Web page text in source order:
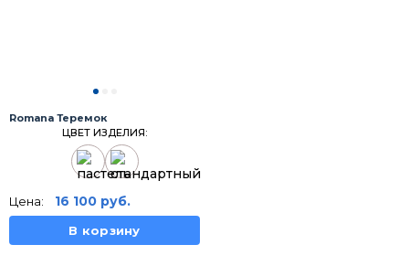
Romana Теремок
ЦВЕТ ИЗДЕЛИЯ:
Цена: 16 100 руб.
В корзину